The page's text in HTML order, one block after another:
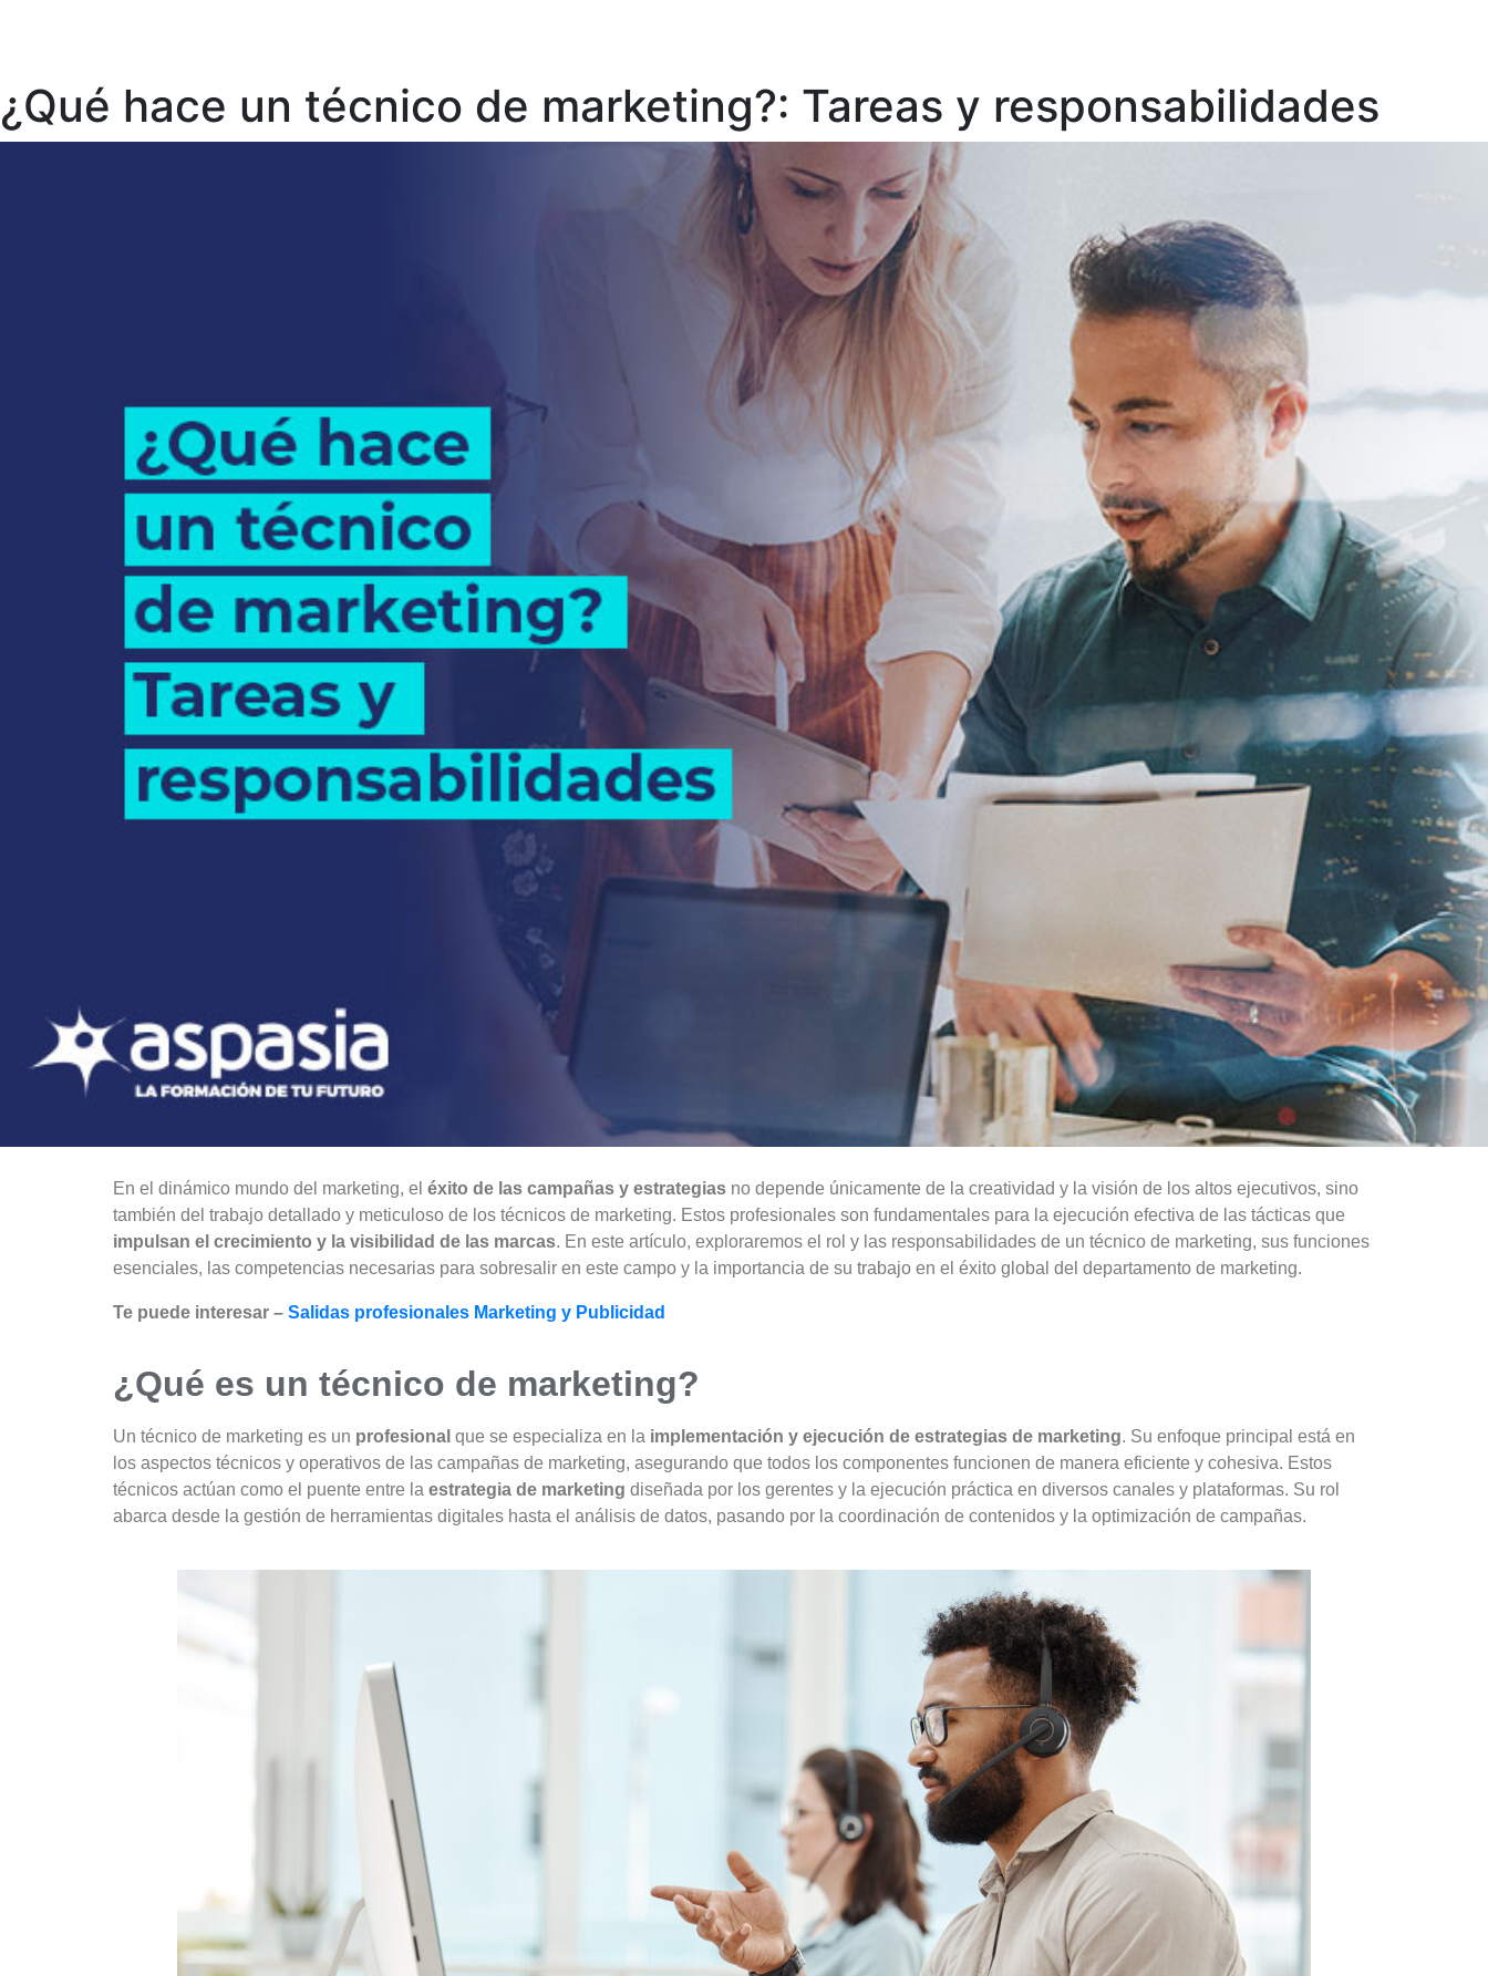
¿Qué hace un técnico de marketing?: Tareas y responsabilidades
En el dinámico mundo del marketing, el éxito de las campañas y estrategias no depende únicamente de la creatividad y la visión de los altos ejecutivos, sino
también del trabajo detallado y meticuloso de los técnicos de marketing. Estos profesionales son fundamentales para la ejecución efectiva de las tácticas que
impulsan el crecimiento y la visibilidad de las marcas. En este artículo, exploraremos el rol y las responsabilidades de un técnico de marketing, sus funciones
esenciales, las competencias necesarias para sobresalir en este campo y la importancia de su trabajo en el éxito global del departamento de marketing.
Te puede interesar – Salidas profesionales Marketing y Publicidad
¿Qué es un técnico de marketing?
Un técnico de marketing es un profesional que se especializa en la implementación y ejecución de estrategias de marketing. Su enfoque principal está en
los aspectos técnicos y operativos de las campañas de marketing, asegurando que todos los componentes funcionen de manera eficiente y cohesiva. Estos
técnicos actúan como el puente entre la estrategia de marketing diseñada por los gerentes y la ejecución práctica en diversos canales y plataformas. Su rol
abarca desde la gestión de herramientas digitales hasta el análisis de datos, pasando por la coordinación de contenidos y la optimización de campañas.